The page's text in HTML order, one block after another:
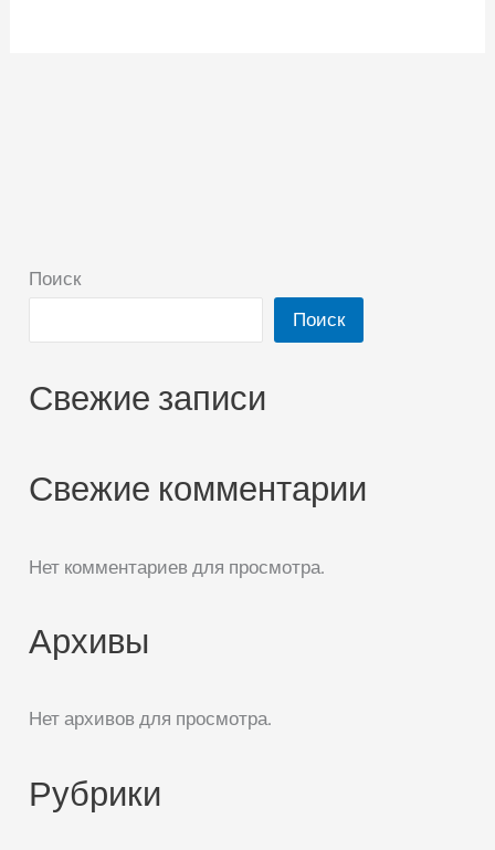
Поиск
Поиск
Свежие записи
Свежие комментарии
Нет комментариев для просмотра.
Архивы
Нет архивов для просмотра.
Рубрики